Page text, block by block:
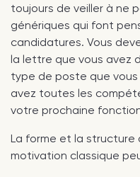
toujours de veiller à ne
génériques qui font
candidatures. Vous
la lettre que vous avez
type de poste que
avez toutes les
votre prochaine
La forme et la
motivation classique